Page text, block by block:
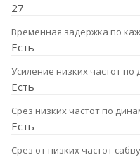
27
Временная задержка по
Есть
Усиление низких частот
Есть
Срез низких частот по
Есть
Срез от низких частот